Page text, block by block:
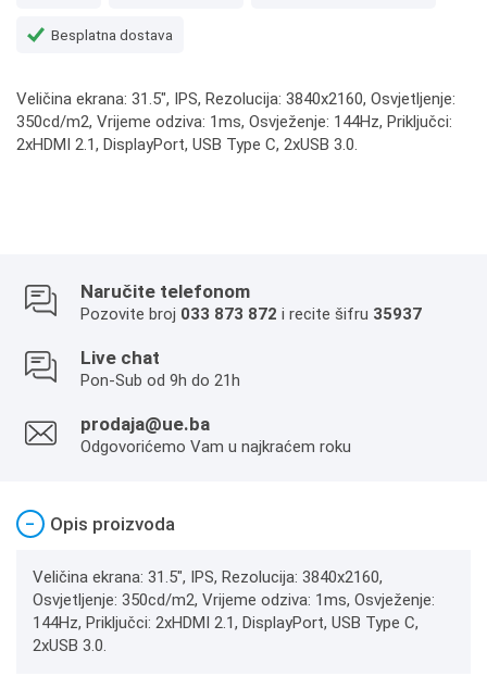
Besplatna dostava
Veličina ekrana: 31.5", IPS, Rezolucija: 3840x2160, Osvjetljenje:
350cd/m2, Vrijeme odziva: 1ms, Osvježenje: 144Hz, Priključci:
2xHDMI 2.1, DisplayPort, USB Type C, 2xUSB 3.0.
Naručite telefonom
Pozovite broj 033 873 872 i recite šifru 35937
Live chat
Pon-Sub od 9h do 21h
prodaja@ue.ba
Odgovorićemo Vam u najkraćem roku
− Opis proizvoda
Veličina ekrana: 31.5", IPS, Rezolucija: 3840x2160,
Osvjetljenje: 350cd/m2, Vrijeme odziva: 1ms, Osvježenje:
144Hz, Priključci: 2xHDMI 2.1, DisplayPort, USB Type C,
2xUSB 3.0.